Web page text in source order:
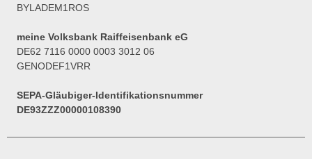
BYLADEM1ROS
meine Volksbank Raiffeisenbank eG
DE62 7116 0000 0003 3012 06
GENODEF1VRR
SEPA-Gläubiger-Identifikationsnummer
DE93ZZZ00000108390